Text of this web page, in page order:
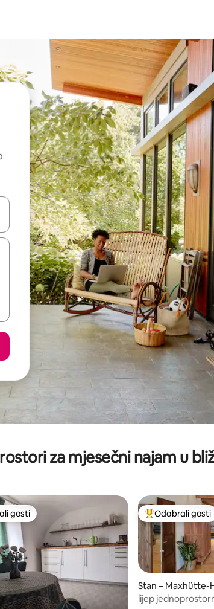
koristeći se strelicama prema gore i prema dolje,
za mjesečni najam u
rangiranima s oznakom „Odabrali gosti”
gosti Među najviše
Odabrali gosti
Stan – Maxhütte-
lijep